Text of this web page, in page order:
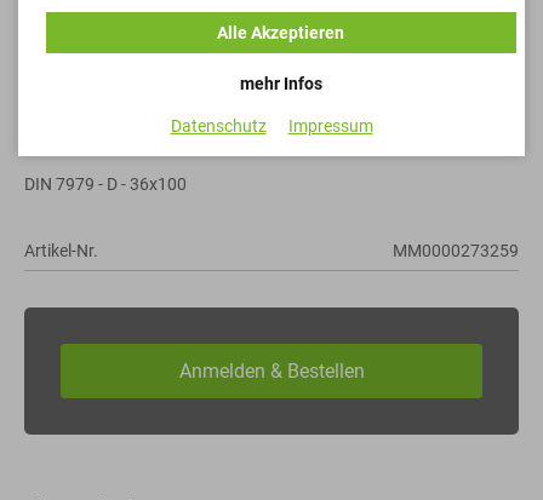
Zylinderstifte
DIN 7979 - D - 36x100
Artikel-Nr. MM0000273259
mehr Infos
Alle Akzeptieren
Datenschutz Impressum